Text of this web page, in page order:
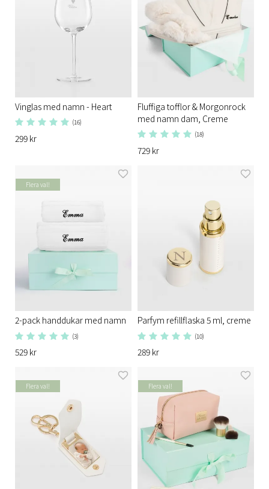
Vinglas med namn - Heart
(16)
299 kr
Fluffiga tofflor & Morgonrock
med namn dam, Creme
(18)
729 kr
Flera val!
2-pack handdukar med namn
(3)
529 kr
Parfym refillflaska 5 ml, creme
(10)
289 kr
Flera val! Flera val!